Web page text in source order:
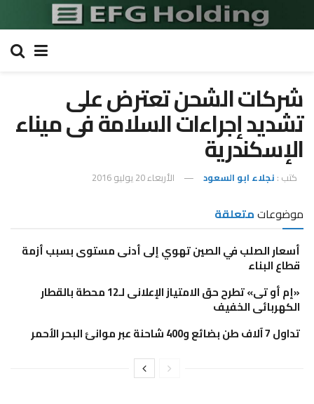
شركات الشحن تعترض على
تشديد إجراءات السلامة فى ميناء
الإسكندرية
كتب : نجلاء ابو السعود الأربعاء 20 يوليو 2016
موضوعاتمتعلقة
أسعار الصلب في الصين تهوي إلى أدنى مستوى بسبب أزمة
قطاع البناء
«إم أو تى» تطرح حق الامتياز الإعلانى لـ12 محطة بالقطار
الكهربائى الخفيف
تداول 7 آلاف طن بضائع و400 شاحنة عبر موانئ البحر الأحمر